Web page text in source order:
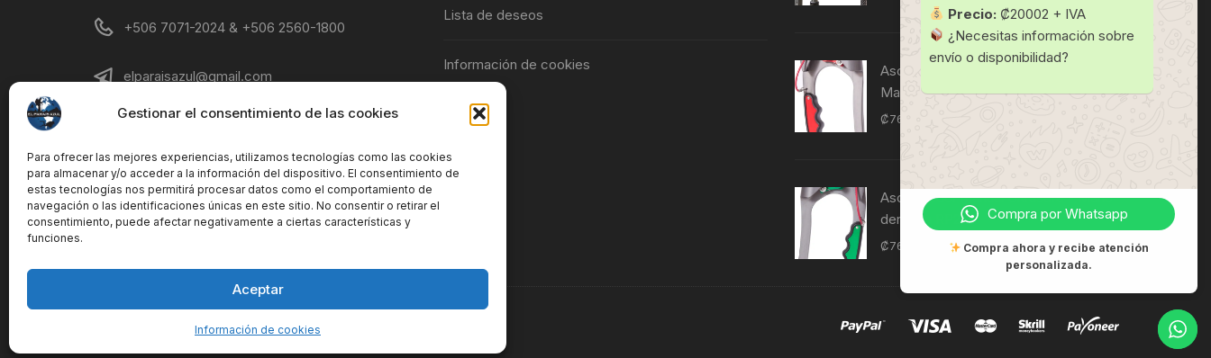
Gestionar el consentimiento de las cookies
Para ofrecer las mejores experiencias, utilizamos tecnologías como las cookies
para almacenar y/o acceder a la información del dispositivo. El consentimiento de
estas tecnologías nos permitirá procesar datos como el comportamiento de
navegación o las identificaciones únicas en este sitio. No consentir o retirar el
consentimiento, puede afectar negativamente a ciertas características y
funciones.
Aceptar
Información de cookies
+506 7071-2024 & +506 2560-1800
elparaisazul@gmail.com
Lista de deseos
Información de cookies
Ascendedor manual ultraseguro -
Mano izquierda RP230
₡76,840
Ascendedor manual Ultrasafe - Mano
derecha RP240
₡76,840
Copyright © El Parais Azul S.A. All rights reserved.
Precio: ₡20002 + IVA
¿Necesitas información sobre
envío o disponibilidad?
Compra por Whatsapp
Compra ahora y recibe atención
personalizada.